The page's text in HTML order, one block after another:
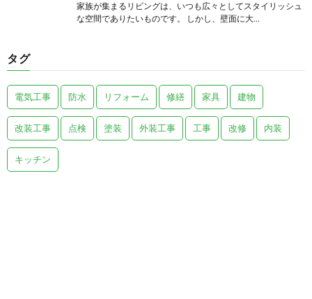
家族が集まるリビングは、いつも広々としてスタイリッシュ
な空間でありたいものです。 しかし、壁面に大...
タグ
電気工事 防水 リフォーム 修繕 家具 建物
改装工事 点検 塗装 外装工事 工事 改修 内装
キッチン